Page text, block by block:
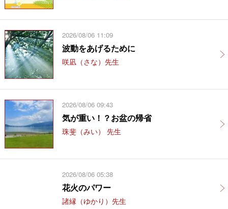
2026/08/06 11:09
波動をあげるために
咲凪（さな）先生
2026/08/06 09:43
気が重い！？お盆の帰省
珠斐（みい） 先生
2026/08/06 05:38
花火のパワー
諸縁（ゆかり）先生